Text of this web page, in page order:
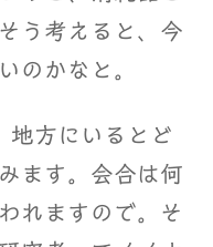
う考えると、今
のかなと。
方にいるとど
ます。会合は何
れますので。そ